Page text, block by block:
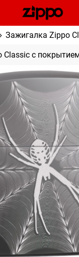
Зажигалка Zippo
Classic с
зависят сроки